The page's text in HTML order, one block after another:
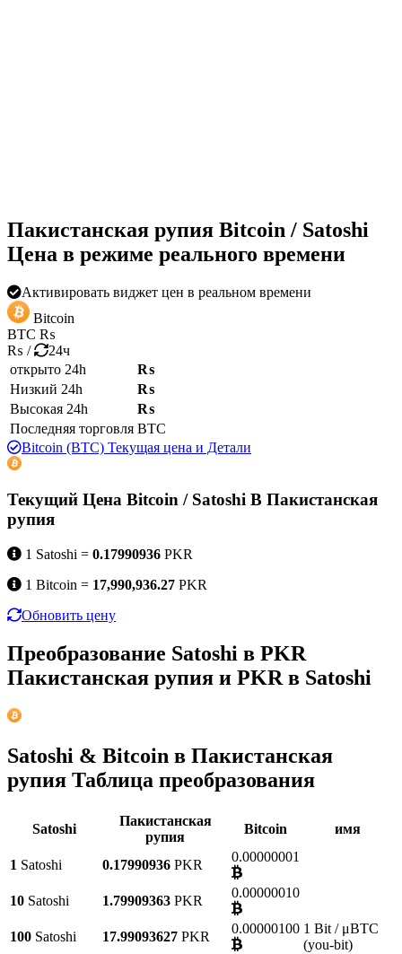
Пакистанская рупия Bitcoin / Satoshi
Цена в режиме реального времени
Активировать виджет цен в реальном времени
Bitcoin
BTC ₨
₨ /
24ч
открыто 24h
₨
Низкий 24h
₨
Высокая 24h
₨
Последняя торговля BTC
Bitcoin (BTC) Текущая цена и Детали
Текущий Цена Bitcoin / Satoshi В Пакистанская
рупия
1 Satoshi = 0.17990936 PKR
1 Bitcoin = 17,990,936.27 PKR
Обновить цену
Преобразование Satoshi в PKR
Пакистанская рупия и PKR в Satoshi
Satoshi & Bitcoin в Пакистанская
рупия Таблица преобразования
Satoshi
Пакистанская
рупия
Bitcoin имя
1 Satoshi 0.17990936 PKR
0.00000001
10 Satoshi 1.79909363 PKR
0.00000010
100 Satoshi 17.99093627 PKR
0.00000100 1 Bit / μBTC
(you-bit)